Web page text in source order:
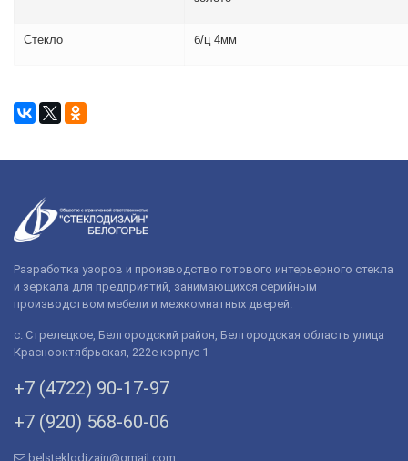
Стекло б/ц 4мм
Разработка узоров и производство готового интерьерного стекла
и зеркала для предприятий, занимающихся серийным
производством мебели и межкомнатных дверей.
с. Стрелецкое, Белгородский район, Белгородская область улица
Краснооктябрьская, 222е корпус 1
+7 (4722) 90-­17-­97
+7 (920) 568­-60-06
belsteklodizain@gmail.com